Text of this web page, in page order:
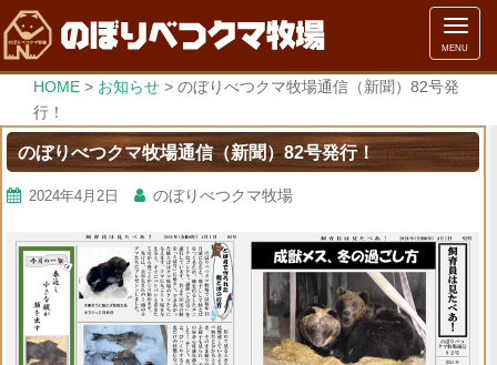
メ
ニ
ュ
MENU
HOME > お知らせ > のぼりべつクマ牧場通信（新聞）82号発
行！
のぼりべつクマ牧場通信（新聞）82号発行！
2024年4月2日 のぼりべつクマ牧場